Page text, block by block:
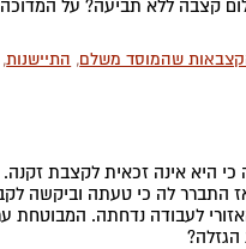
תשלום קצבה ללא תביעה? על
שהמוסד משלם, התיישנות,
חשבה כי היא אינה זכאית לקצבת
התברר לה כי טעתה וביקשה
לעבודה נדחתה. המבוטחת
הגזלה?